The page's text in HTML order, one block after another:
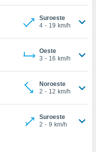
Suroeste
4 - 19 km/h
Oeste
3 - 16 km/h
Noroeste
2 - 12 km/h
Suroeste
2 - 9 km/h